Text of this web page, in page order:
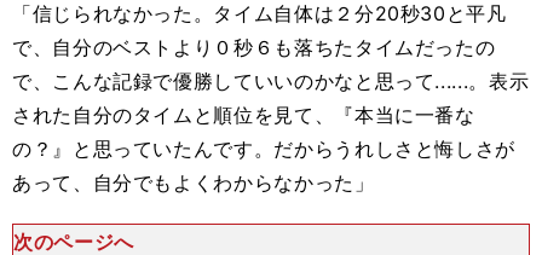
「信じられなかった。タイム自体は２分20秒30と平凡
で、自分のベストより０秒６も落ちたタイムだったの
で、こんな記録で優勝していいのかなと思って......。表示
された自分のタイムと順位を見て、『本当に一番な
の？』と思っていたんです。だからうれしさと悔しさが
あって、自分でもよくわからなかった」
次のページへ